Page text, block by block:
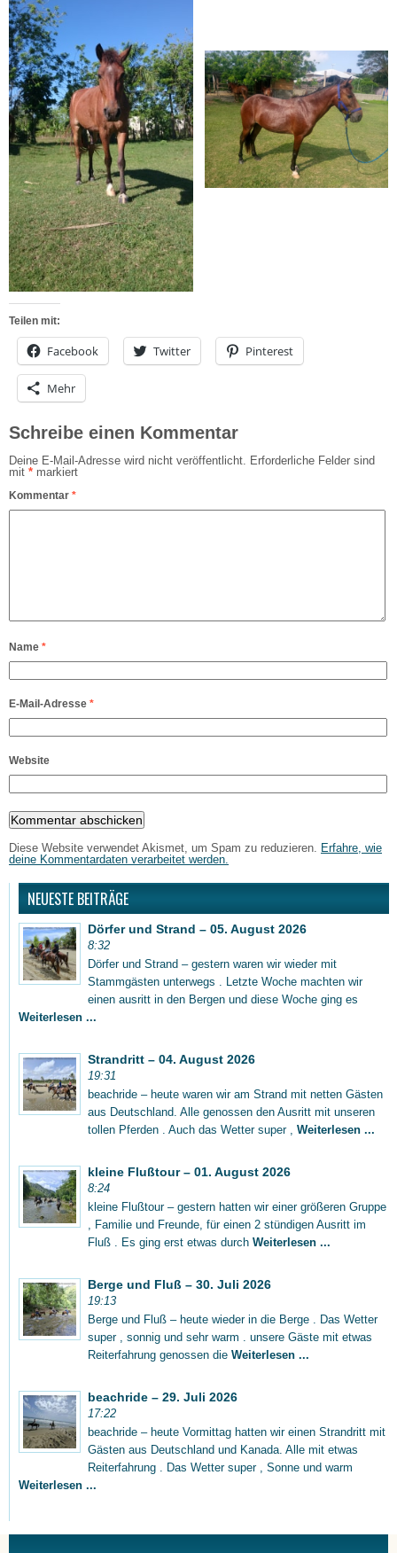
Teilen mit:
Facebook Twitter Pinterest
Mehr
Schreibe einen Kommentar
Deine E-Mail-Adresse wird nicht veröffentlicht.
Erforderliche Felder sind
mit * markiert
Kommentar *
Name *
E-Mail-Adresse *
Website
Diese Website verwendet Akismet, um Spam zu reduzieren.
Erfahre, wie
deine Kommentardaten verarbeitet werden.
NEUESTE BEITRÄGE
Dörfer und Strand – 05. August 2026
8:32
Dörfer und Strand – gestern waren wir wieder mit
Stammgästen unterwegs . Letzte Woche machten wir
einen ausritt in den Bergen und diese Woche ging es
Weiterlesen ...
Strandritt – 04. August 2026
19:31
beachride – heute waren wir am Strand mit netten Gästen
aus Deutschland. Alle genossen den Ausritt mit unseren
tollen Pferden . Auch das Wetter super , Weiterlesen ...
kleine Flußtour – 01. August 2026
8:24
kleine Flußtour – gestern hatten wir einer größeren Gruppe
, Familie und Freunde, für einen 2 stündigen Ausritt im
Fluß . Es ging erst etwas durch Weiterlesen ...
Berge und Fluß – 30. Juli 2026
19:13
Berge und Fluß – heute wieder in die Berge . Das Wetter
super , sonnig und sehr warm . unsere Gäste mit etwas
Reiterfahrung genossen die Weiterlesen ...
beachride – 29. Juli 2026
17:22
beachride – heute Vormittag hatten wir einen Strandritt mit
Gästen aus Deutschland und Kanada. Alle mit etwas
Reiterfahrung . Das Wetter super , Sonne und warm
Weiterlesen ...